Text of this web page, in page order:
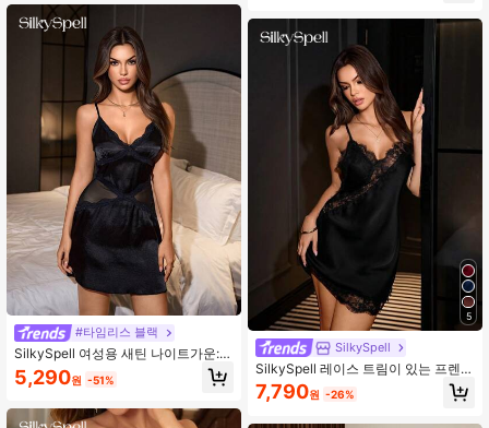
#타임리스 블랙
SilkySpell 여성용 새틴 나이트가운:
섹시한 다크 로맨스 우아한 레이스 패
널 황금비, 탄력 있는 메쉬 허리 홀로
레이스
5,290원 -51%
5
SilkySpell
SilkySpell 레이스 트림이 있는 프렌치
새틴 캐미솔 나이트가운, 소녀들을 위
한 섹시한 스타일의 라운지웨어
7,790원 -26%